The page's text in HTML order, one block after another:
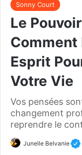
Sonny Court
Le
Esprit
Votre Vie
Vos pensées
changement
reprendre le
Junelle Belvanie